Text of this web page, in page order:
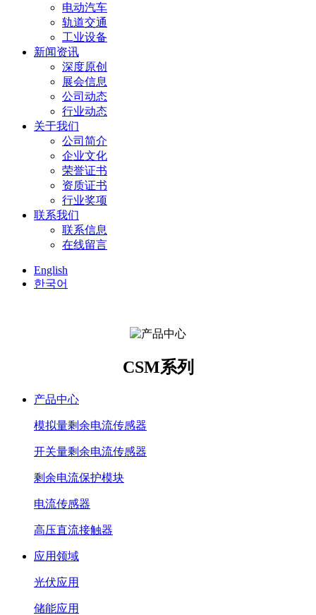
电动汽车
轨道交通
工业设备
新闻资讯
深度原创
展会信息
公司动态
行业动态
关于我们
公司简介
企业文化
荣誉证书
资质证书
行业奖项
联系我们
联系信息
在线留言
English
한국어
CSM系列
产品中心
模拟量剩余电流传感器
开关量剩余电流传感器
剩余电流保护模块
电流传感器
高压直流接触器
应用领域
光伏应用
储能应用